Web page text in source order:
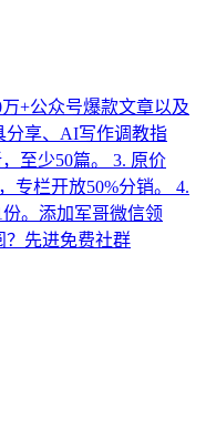
+公众号爆款文章以及
分享、AI写作调教指
至少50篇。 3. 原价
专栏开放50%分销。 4.
。添加军哥微信领
？先进免费社群